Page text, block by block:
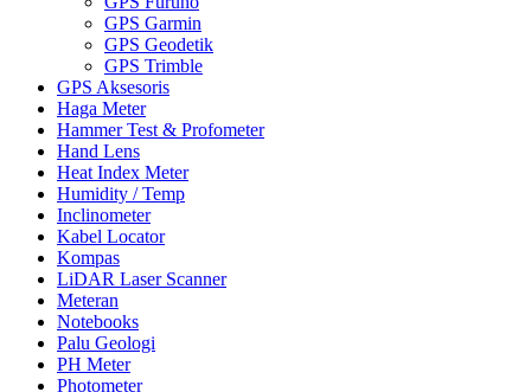
GPS Garmin
GPS Geodetik
GPS Trimble
GPS Aksesoris
Haga Meter
Hammer Test & Profometer
Hand Lens
Heat Index Meter
Humidity / Temp
Inclinometer
Kabel Locator
Kompas
LiDAR Laser Scanner
Meteran
Notebooks
Palu Geologi
PH Meter
Photometer